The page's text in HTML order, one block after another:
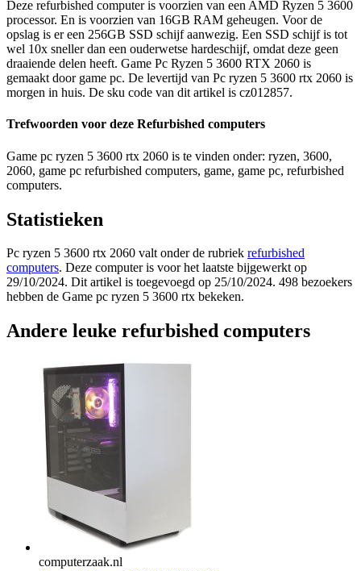
Deze refurbished computer is voorzien van een AMD Ryzen 5 3600
processor. En is voorzien van 16GB RAM geheugen. Voor de
opslag is er een 256GB SSD schijf aanwezig. Een SSD schijf is tot
wel 10x sneller dan een ouderwetse hardeschijf, omdat deze geen
draaiende delen heeft. Game Pc Ryzen 5 3600 RTX 2060 is
gemaakt door game pc. De levertijd van Pc ryzen 5 3600 rtx 2060 is
morgen in huis. De sku code van dit artikel is cz012857.
Trefwoorden voor deze Refurbished computers
Game pc ryzen 5 3600 rtx 2060 is te vinden onder: ryzen, 3600,
2060, game pc refurbished computers, game, game pc, refurbished
computers.
Statistieken
Pc ryzen 5 3600 rtx 2060 valt onder de rubriek refurbished
computers. Deze computer is voor het laatste bijgewerkt op
29/10/2024. Dit artikel is toegevoegd op 25/10/2024. 498 bezoekers
hebben de Game pc ryzen 5 3600 rtx bekeken.
Andere leuke refurbished computers
computerzaak.nl